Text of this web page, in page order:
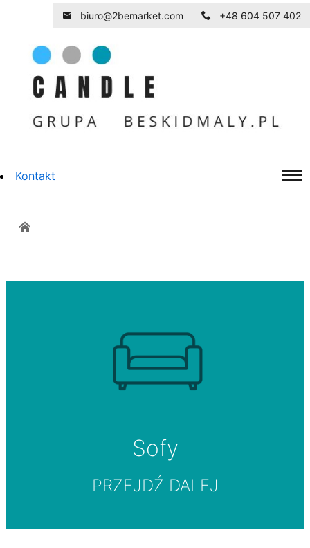
biuro@2bemarket.com +48 604 507 402
Kontakt
Sofy
PRZEJDŹ DALEJ